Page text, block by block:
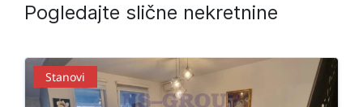
Pogledajte slične nekretnine
Stanovi